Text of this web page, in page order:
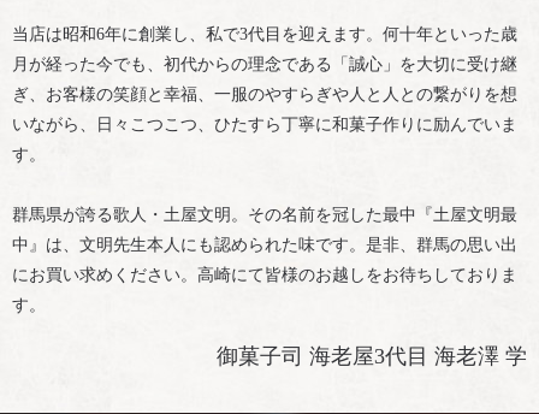
当店は昭和6年に創業し、私で3代目を迎えます。何十年といった歳
月が経った今でも、初代からの理念である「誠心」を大切に受け継
ぎ、お客様の笑顔と幸福、一服のやすらぎや人と人との繋がりを想
いながら、日々こつこつ、ひたすら丁寧に和菓子作りに励んでいま
す。
群馬県が誇る歌人・土屋文明。その名前を冠した最中『土屋文明最
中』は、文明先生本人にも認められた味です。是非、群馬の思い出
にお買い求めください。高崎にて皆様のお越しをお待ちしておりま
す。
御菓子司 海老屋3代目 海老澤 学